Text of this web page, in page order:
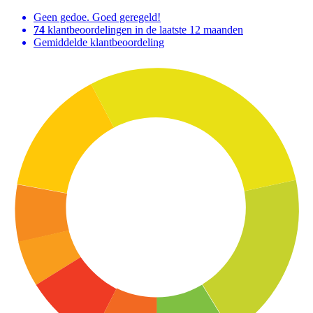
Geen gedoe. Goed geregeld!
74 klantbeoordelingen in de laatste 12 maanden
Gemiddelde klantbeoordeling